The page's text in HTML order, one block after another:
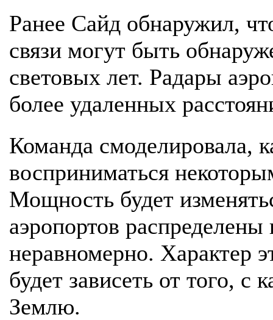
Ранее Сайд обнаружил,
связи могут быть
световых лет. Радары
более удаленных
Команда смоделировала,
восприниматься
Мощность будет
аэропортов
неравномерно. Характер
будет зависеть от того, с
Землю.